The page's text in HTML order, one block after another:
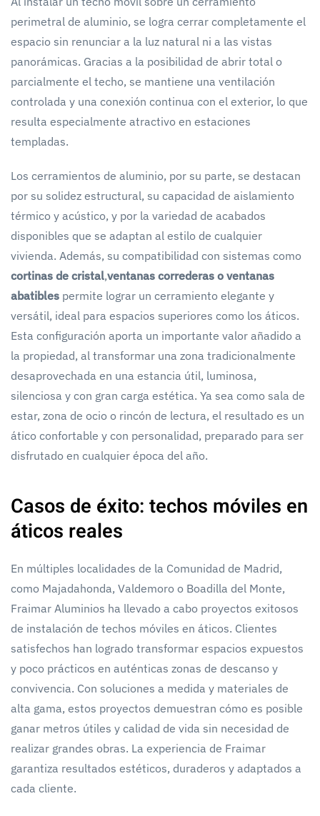
perimetral de aluminio, se logra cerrar completamente el
espacio sin renunciar a la luz natural ni a las vistas
panorámicas. Gracias a la posibilidad de abrir total o
parcialmente el techo, se mantiene una ventilación
controlada y una conexión continua con el exterior, lo que
resulta especialmente atractivo en estaciones
templadas.
Los cerramientos de aluminio, por su parte, se destacan
por su solidez estructural, su capacidad de aislamiento
térmico y acústico, y por la variedad de acabados
disponibles que se adaptan al estilo de cualquier
vivienda. Además, su compatibilidad con sistemas como
cortinas de cristal,ventanas correderas o ventanas
abatibles permite lograr un cerramiento elegante y
versátil, ideal para espacios superiores como los áticos.
Esta configuración aporta un importante valor añadido a
la propiedad, al transformar una zona tradicionalmente
desaprovechada en una estancia útil, luminosa,
silenciosa y con gran carga estética. Ya sea como sala de
estar, zona de ocio o rincón de lectura, el resultado es un
ático confortable y con personalidad, preparado para ser
disfrutado en cualquier época del año.
Casos de éxito: techos móviles en
áticos reales
En múltiples localidades de la Comunidad de Madrid,
como Majadahonda, Valdemoro o Boadilla del Monte,
Fraimar Aluminios ha llevado a cabo proyectos exitosos
de instalación de techos móviles en áticos. Clientes
satisfechos han logrado transformar espacios expuestos
y poco prácticos en auténticas zonas de descanso y
convivencia. Con soluciones a medida y materiales de
alta gama, estos proyectos demuestran cómo es posible
ganar metros útiles y calidad de vida sin necesidad de
realizar grandes obras. La experiencia de Fraimar
garantiza resultados estéticos, duraderos y adaptados a
cada cliente.